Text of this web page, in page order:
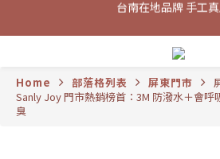
台南在地品牌 手工
新會員招募中 首次加入領取
台南在地品牌 手工真
Home 部落格列表 屏東門市
Sanly Joy 門市熱銷榜首：3M 防潑水＋會呼
臭